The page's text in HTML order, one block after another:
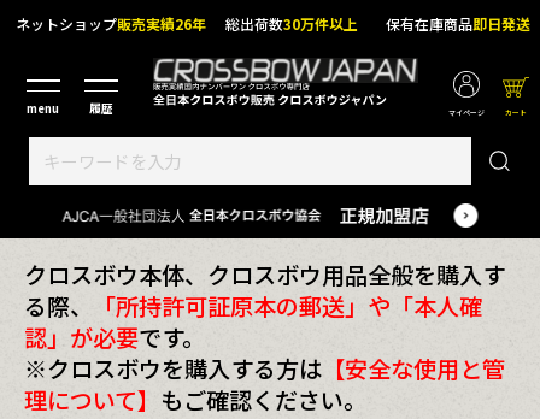
ネットショップ販売実績26年 総出荷数30万件以上 保有在庫商品即日発送
マイページ カート
クロスボウ本体、クロスボウ用品全般を購入す
る際、
「所持許可証原本の郵送」や「本人確
認」が必要です。
※クロスボウを購入する方は 【安全な使用と管
理について】 もご確認ください。